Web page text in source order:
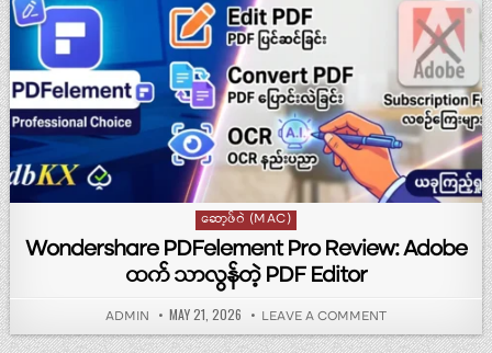
Posted in
ဆော့ဖ်ဝဲ (MAC)
Wondershare PDFelement Pro Review: Adobe
ထက် သာလွန်တဲ့ PDF Editor
AUTHOR:
ADMIN PUBLISHED DATE:
MAY 21, 2026 LEAVE A COMMENTON